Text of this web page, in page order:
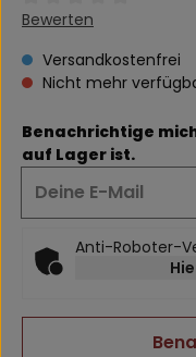
Durchschnittliche
Bewerten
Versandkostenfrei
Nicht mehr
Benachrichtige
auf Lager ist.
Anti-Roboter-